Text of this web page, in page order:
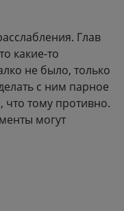
Глав
какие-то
не было, только
с ним парное
что тому противно.
могут
но